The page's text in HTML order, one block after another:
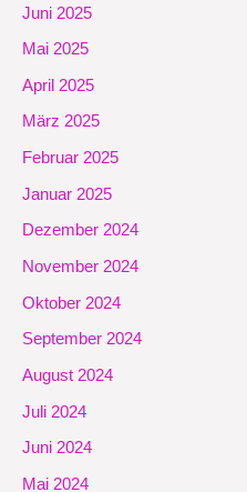
Juni 2025
Mai 2025
April 2025
März 2025
Februar 2025
Januar 2025
Dezember 2024
November 2024
Oktober 2024
September 2024
August 2024
Juli 2024
Juni 2024
Mai 2024